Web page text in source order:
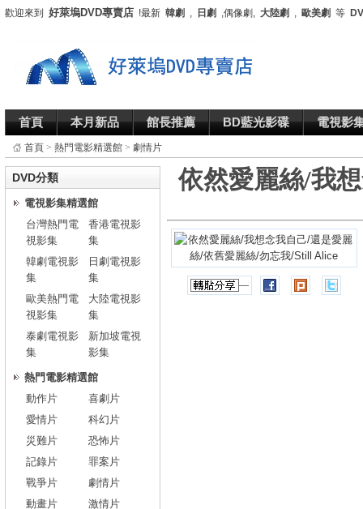
歡迎來到 好萊塢DVD專賣店 !最新 韓劇 , 日劇 ,偶像劇, 大陸劇 , 歐美劇 等
首頁 本月新品 館長推薦 BD藍光影碟 電視影
首頁 > 熱門電影精選館 > 劇情片
依然愛麗絲/我
DVD分類
電視影集精選館
台灣熱門電
視影集
香港電視影
集
韓劇電視影
集
日劇電視影
集
歐美熱門電
視影集
大陸電視影
集
泰劇電視影
集
新加坡電視
影集
熱門電影精選館
動作片
喜劇片
愛情片
科幻片
災難片
恐怖片
記錄片
罪案片
戰爭片
劇情片
動畫片
激情片